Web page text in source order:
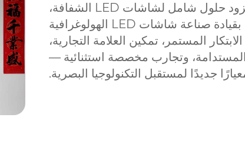
بصفتها مزود حلول شامل لشاشات LED الشفافة،
تلتزم InVisia بقيادة صناعة شاشات LED الهولوغرافية
المستمر، تمكين العلامة التجارية،
وتجارب مخصصة استثنائية —
جديدًا لمستقبل التكنولوجيا البصرية.